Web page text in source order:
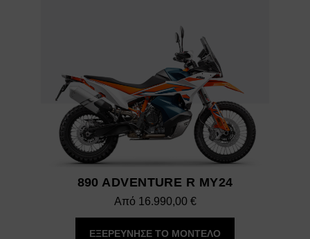
890 ADVENTURE R MY24
Από 16.990,00 €
ΕΞΕΡΕΥΝΗΣΕ ΤΟ ΜΟΝΤΕΛΟ